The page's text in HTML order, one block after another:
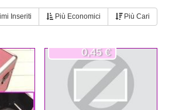
Inseriti Più Economici Più Cari
0,45 €